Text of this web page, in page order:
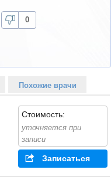
0
Похожие врачи
Стоимость:
уточняется при
записи
Записаться